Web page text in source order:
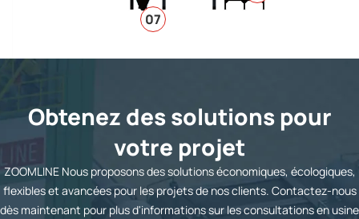
07
Obtenez des solutions pour
votre projet
ZOOMLINE Nous proposons des solutions économiques, écologiques,
flexibles et avancées pour les projets de nos clients. Contactez-nous
dès maintenant pour plus d'informations sur les consultations en usine